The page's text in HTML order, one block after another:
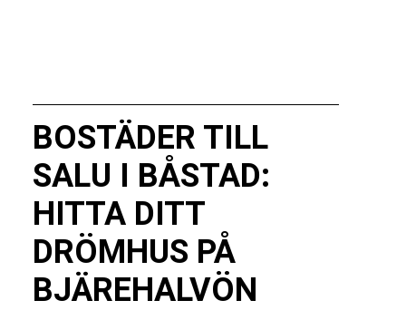
BOSTÄDER TILL
SALU I BÅSTAD:
HITTA DITT
DRÖMHUS PÅ
BJÄREHALVÖN